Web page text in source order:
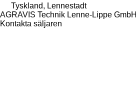
Tyskland, Lennestadt
AGRAVIS Technik Lenne-Lippe GmbH
Kontakta säljaren